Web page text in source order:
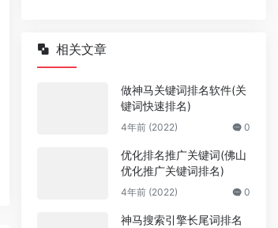
相关文章
做神马关键词排名软件(关
键词快速排名)
4年前 (2022) 0
优化排名推广关键词(佛山
优化推广关键词排名)
4年前 (2022) 0
神马搜索引擎长尾词排名